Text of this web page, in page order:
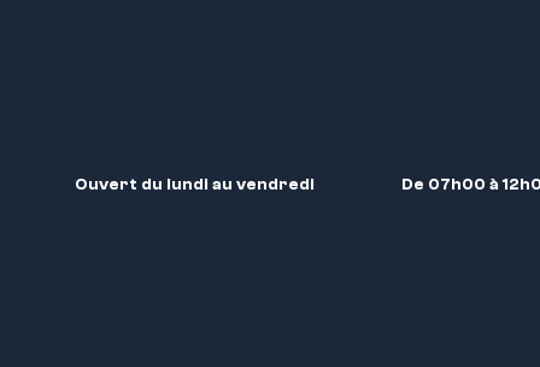
Ouvert du lundi au vendredi De 07h00 à